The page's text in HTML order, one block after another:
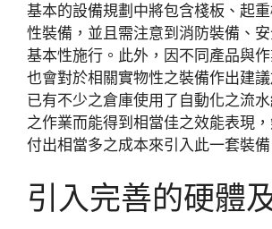
基本的設備規劃中將包含棧板、起
性裝備，並且需注意到消防裝備、
基本性施行。此外，因不同產品與
也會對於相關實物性之裝備作出建
已有不少之倉庫使用了自動化之流
之作業而能得到相當佳之效能表現
付出相當多之成本來引入此一套裝備
引入完善的硬體